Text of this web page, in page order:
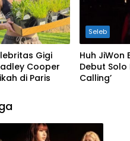
Gigi
Cooper
di Paris
Seleb
Huh JiWon
Debut Solo
Calling’